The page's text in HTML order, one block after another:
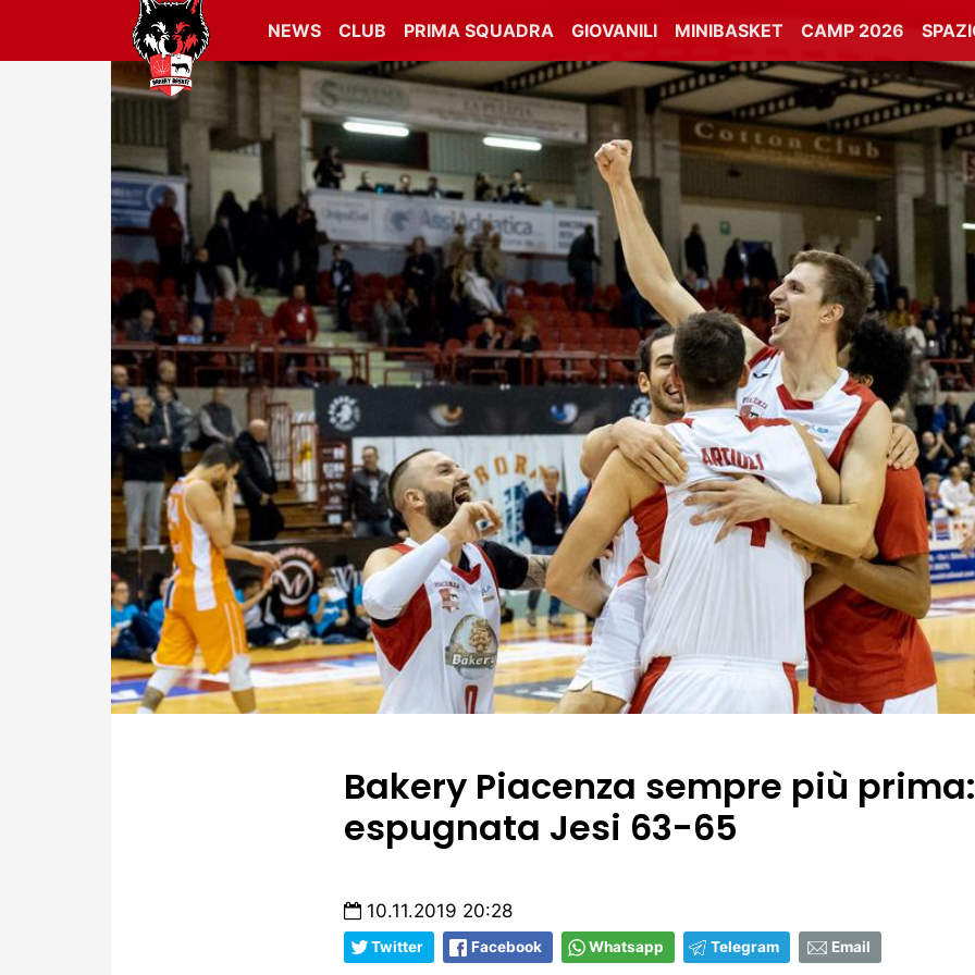
NEWS CLUB PRIMA SQUADRA GIOVANILI MINIBASKET CAMP 2026
Bakery Piacenza sempre più prima:
espugnata Jesi 63-65
10.11.2019 20:28
Twitter Facebook Whatsapp Telegram Email